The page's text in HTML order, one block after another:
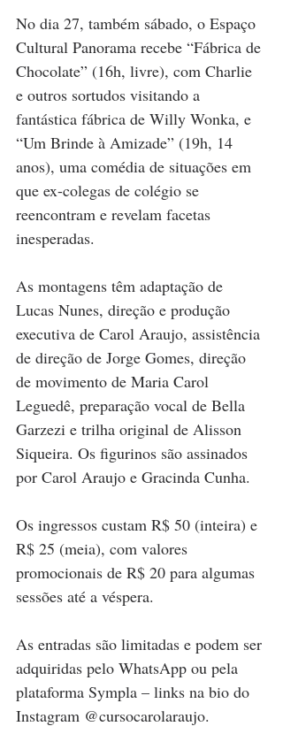
No dia 27, também sábado, o Espaço
Cultural Panorama recebe “Fábrica de
Chocolate” (16h, livre), com Charlie
e outros sortudos visitando a
fantástica fábrica de Willy Wonka, e
“Um Brinde à Amizade” (19h, 14
anos), uma comédia de situações em
que ex-colegas de colégio se
reencontram e revelam facetas
inesperadas.
As montagens têm adaptação de
Lucas Nunes, direção e produção
executiva de Carol Araujo, assistência
de direção de Jorge Gomes, direção
de movimento de Maria Carol
Leguedê, preparação vocal de Bella
Garzezi e trilha original de Alisson
Siqueira. Os figurinos são assinados
por Carol Araujo e Gracinda Cunha.
Os ingressos custam R$ 50 (inteira) e
R$ 25 (meia), com valores
promocionais de R$ 20 para algumas
sessões até a véspera.
As entradas são limitadas e podem ser
adquiridas pelo WhatsApp ou pela
plataforma Sympla – links na bio do
Instagram @cursocarolaraujo.